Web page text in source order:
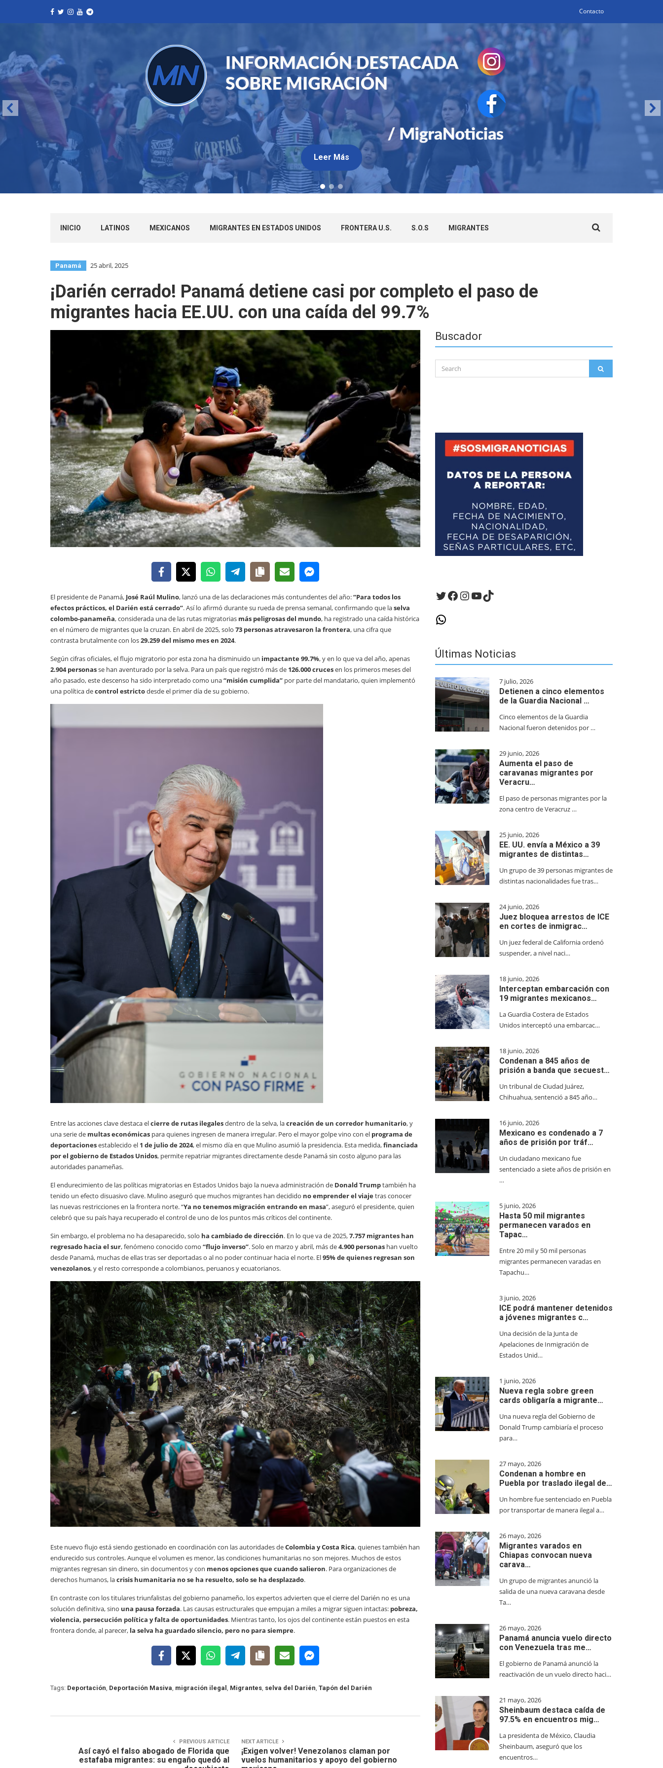
Contacto
Leer Más
INICIO LATINOS MEXICANOS MIGRANTES EN ESTADOS UNIDOS FRONTERA U.S. S.O.S MIGRANTES
for:
Panamá 25 abril, 2025
¡Darién cerrado! Panamá detiene casi por completo el paso de
migrantes hacia EE.UU. con una caída del 99.7%
El presidente de Panamá, José Raúl Mulino, lanzó una de las declaraciones más contundentes del año:“Para todos los
efectos prácticos, el Darién está cerrado”. Así lo afirmó durante su rueda de prensa semanal, confirmando que laselva
colombo-panameña, considerada una de las rutas migratorias más peligrosas del mundo, ha registrado una caída histórica
en el número de migrantes que la cruzan. En abril de 2025, solo 73 personas atravesaron la frontera, una cifra que
contrasta brutalmente con los29.259 del mismo mes en 2024.
Según cifras oficiales, el flujo migratorio por esta zona ha disminuido un impactante 99.7%, y en lo que va del año, apenas
2.904 personasse han aventurado por la selva. Para un país que registró más de 126.000 crucesen los primeros meses del
año pasado, este descenso ha sido interpretado como una“misión cumplida” por parte del mandatario, quien implementó
una política decontrol estrictodesde el primer día de su gobierno.
Entre las acciones clave destaca elcierre de rutas ilegalesdentro de la selva, lacreación de un corredor humanitario, y
una serie de multas económicas para quienes ingresen de manera irregular. Pero el mayor golpe vino con el programa de
deportacionesestablecido el 1 de julio de 2024, el mismo día en que Mulino asumió la presidencia. Esta medida,financiada
por el gobierno de Estados Unidos, permite repatriar migrantes directamente desde Panamá sin costo alguno para las
autoridades panameñas.
El endurecimiento de las políticas migratorias en Estados Unidos bajo la nueva administración de Donald Trumptambién ha
tenido un efecto disuasivo clave. Mulino aseguró que muchos migrantes han decidido no emprender el viajetras conocer
las nuevas restricciones en la frontera norte. “Ya no tenemos migración entrando en masa”, aseguró el presidente, quien
celebró que su país haya recuperado el control de uno de los puntos más críticos del continente.
Sin embargo, el problema no ha desaparecido, solo ha cambiado de dirección. En lo que va de 2025,7.757 migrantes han
regresado hacia el sur, fenómeno conocido como “flujo inverso”. Solo en marzo y abril, más de4.900 personas han vuelto
desde Panamá, muchas de ellas tras ser deportadas o al no poder continuar hacia el norte. El95% de quienes regresan son
venezolanos, y el resto corresponde a colombianos, peruanos y ecuatorianos.
Este nuevo flujo está siendo gestionado en coordinación con las autoridades deColombia y Costa Rica, quienes también han
endurecido sus controles. Aunque el volumen es menor, las condiciones humanitarias no son mejores. Muchos de estos
migrantes regresan sin dinero, sin documentos y con menos opciones que cuando salieron. Para organizaciones de
derechos humanos, lacrisis humanitaria no se ha resuelto, solo se ha desplazado.
En contraste con los titulares triunfalistas del gobierno panameño, los expertos advierten que el cierre del Darién no es una
solución definitiva, sino una pausa forzada. Las causas estructurales que empujan a miles a migrar siguen intactas: pobreza,
violencia, persecución política y falta de oportunidades. Mientras tanto, los ojos del continente están puestos en esta
frontera donde, al parecer, la selva ha guardado silencio, pero no para siempre.
Tags: Deportación, Deportación Masiva, migración ilegal , Migrantes, selva del Darién, Tapón del Darién
PREVIOUS ARTICLE
Así cayó el falso abogado de Florida que
estafaba migrantes: su engaño quedó al
NEXT ARTICLE
¡Exigen volver! Venezolanos claman por
vuelos humanitarios y apoyo del gobierno
Buscador
for:
Twitter
Facebook
Instagram
YouTube
TikTok
WhatsApp
Últimas Noticias
7 julio, 2026
Detienen a cinco elementos
de la Guardia Nacional …
Cinco elementos de la Guardia
Nacional fueron detenidos por …
29 junio, 2026
Aumenta el paso de
caravanas migrantes por
Veracru…
El paso de personas migrantes por la
zona centro de Veracruz …
25 junio, 2026
EE. UU. envía a México a 39
migrantes de distintas…
Un grupo de 39 personas migrantes de
distintas nacionalidades fue tras…
24 junio, 2026
Juez bloquea arrestos de ICE
en cortes de inmigrac…
Un juez federal de California ordenó
suspender, a nivel naci…
18 junio, 2026
Interceptan embarcación con
19 migrantes mexicanos…
La Guardia Costera de Estados
Unidos interceptó una embarcac…
18 junio, 2026
Condenan a 845 años de
prisión a banda que secuest…
Un tribunal de Ciudad Juárez,
Chihuahua, sentenció a 845 año…
16 junio, 2026
Mexicano es condenado a 7
años de prisión por tráf…
Un ciudadano mexicano fue
sentenciado a siete años de prisión en
…
5 junio, 2026
Hasta 50 mil migrantes
permanecen varados en
Tapac…
Entre 20 mil y 50 mil personas
migrantes permanecen varadas en
Tapachu…
3 junio, 2026
ICE podrá mantener detenidos
a jóvenes migrantes c…
Una decisión de la Junta de
Apelaciones de Inmigración de
Estados Unid…
1 junio, 2026
Nueva regla sobre green
cards obligaría a migrante…
Una nueva regla del Gobierno de
Donald Trump cambiaría el proceso
para…
27 mayo, 2026
Condenan a hombre en
Puebla por traslado ilegal de…
Un hombre fue sentenciado en Puebla
por transportar de manera ilegal a…
26 mayo, 2026
Migrantes varados en
Chiapas convocan nueva
carava…
Un grupo de migrantes anunció la
salida de una nueva caravana desde
Ta…
26 mayo, 2026
Panamá anuncia vuelo directo
con Venezuela tras me…
El gobierno de Panamá anunció la
reactivación de un vuelo directo haci…
21 mayo, 2026
Sheinbaum destaca caída de
97.5% en encuentros mig…
La presidenta de México, Claudia
Sheinbaum, aseguró que los
encuentros…